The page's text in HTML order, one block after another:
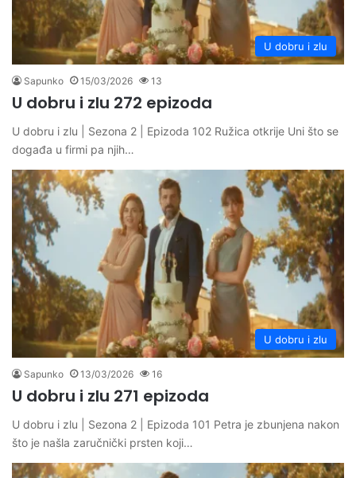
U dobru i zlu
Sapunko 15/03/2026 13
U dobru i zlu 272 epizoda
U dobru i zlu | Sezona 2 | Epizoda 102 Ružica otkrije Uni što se
događa u firmi pa njih…
U dobru i zlu
Sapunko 13/03/2026 16
U dobru i zlu 271 epizoda
U dobru i zlu | Sezona 2 | Epizoda 101 Petra je zbunjena nakon
što je našla zaručnički prsten koji…